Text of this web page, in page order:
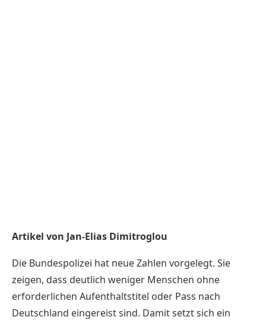
Artikel von Jan-Elias Dimitroglou
Die Bundespolizei hat neue Zahlen vorgelegt. Sie
zeigen, dass deutlich weniger Menschen ohne
erforderlichen Aufenthaltstitel oder Pass nach
Deutschland eingereist sind. Damit setzt sich ein